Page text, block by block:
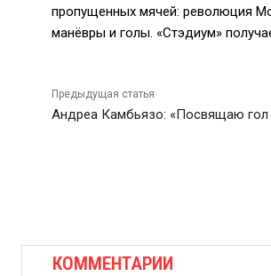
пропущенных мячей: революция
манёвры и голы. «Стэдиум»
Предыдущая статья
Андреа Камбьязо: «Посвящаю гол
КОММЕНТАРИИ